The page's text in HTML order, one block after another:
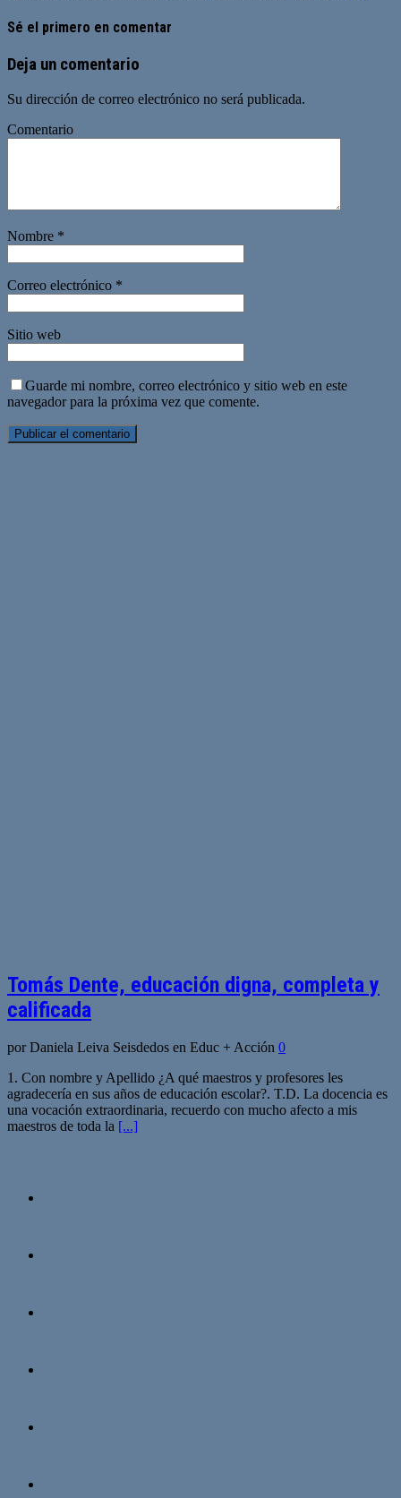
Sé el primero en comentar
Deja un comentario
Su dirección de correo electrónico no será publicada.
Comentario
Nombre *
Correo electrónico *
Sitio web
Guarde mi nombre, correo electrónico y sitio web en este
navegador para la próxima vez que comente.
Tomás Dente, educación digna, completa y
calificada
por Daniela Leiva Seisdedos en Educ + Acción 0
1. Con nombre y Apellido ¿A qué maestros y profesores les
agradecería en sus años de educación escolar?. T.D. La docencia es
una vocación extraordinaria, recuerdo con mucho afecto a mis
maestros de toda la [...]